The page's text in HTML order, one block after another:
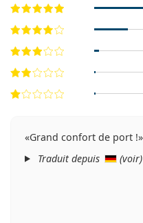
Grand confort de port !
Traduit depuis
(voir)